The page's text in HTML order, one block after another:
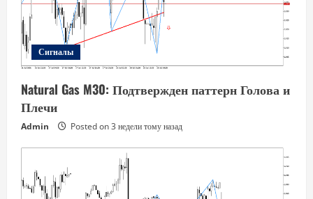
Сигналы
Natural Gas M30: Подтвержден паттерн Голова и
Плечи
Admin Posted on 3 недели тому назад